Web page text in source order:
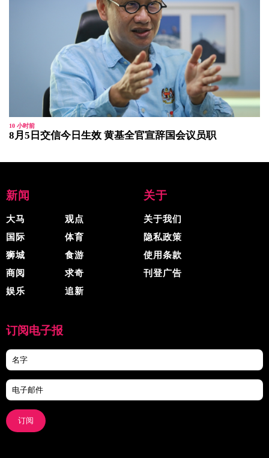
10 小时前
8月5日交信今日生效 黄基全官宣辞国会议员职
新闻
大马
国际
狮城
商阅
娱乐
观点
体育
食游
求奇
追新
关于
关于我们
隐私政策
使用条款
刊登广告
订阅电子报
订阅